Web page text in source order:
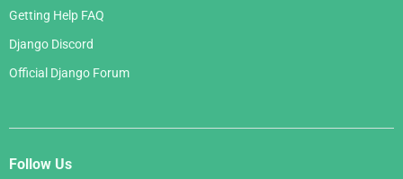
Getting Help FAQ
Django Discord
Official Django Forum
Follow Us